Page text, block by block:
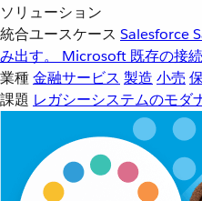
ソリューション
統合ユースケース Salesforce
み出す。
Microsoft 既存の接
業種金融サービス 製造 小売
課題 レガシーシステムのモダ